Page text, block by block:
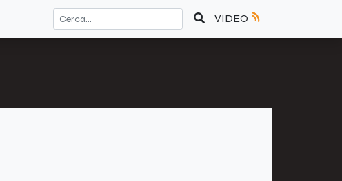
VIDEO